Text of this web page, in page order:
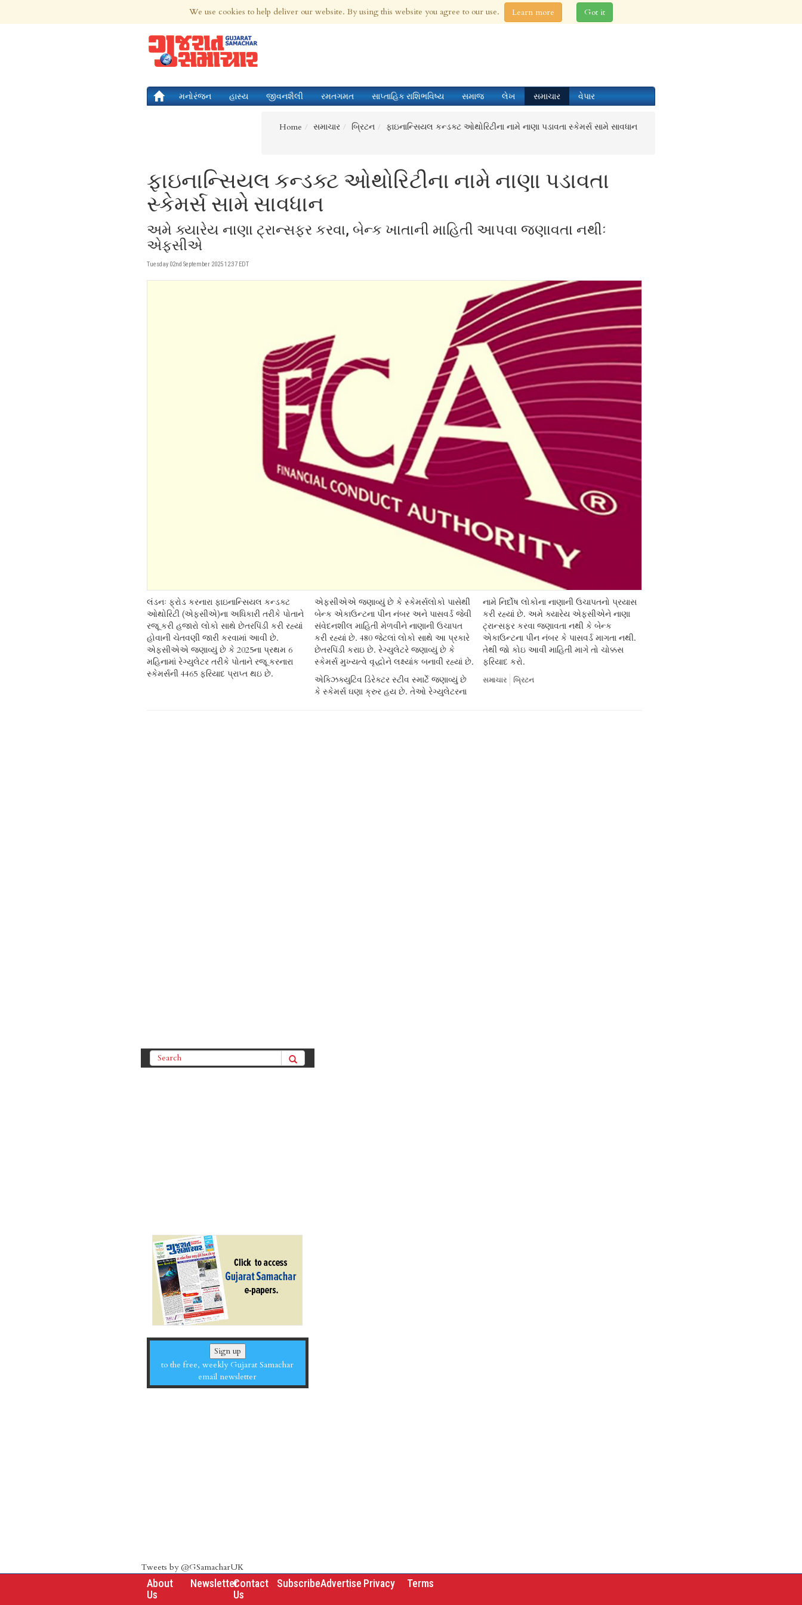
8th Aug 2026 | Updated at 09:34am 8th Aug 2026
મનોરંજન હાસ્ય જીવનશૈલી રમતગમત સાપ્તાહિક રાશિભવિષ્ય સમાજ લેખ સમાચાર વેપાર
Home સમાચાર બ્રિટન ફાઇનાન્સિયલ કન્ડક્ટ ઓથોરિટીના નામે નાણા પડાવતા સ્કેમર્સ સામે સાવધાન
ફાઇનાન્સિયલ કન્ડક્ટ ઓથોરિટીના નામે નાણા પડાવતા
સ્કેમર્સ સામે સાવધાન
અમે ક્યારેય નાણા ટ્રાન્સફર કરવા, બેન્ક ખાતાની માહિતી આપવા જણાવતા નથીઃ
એફસીએ
Tuesday 02nd September 2025 12:37 EDT
લંડનઃ ફ્રોડ કરનારા ફાઇનાન્સિયલ કન્ડક્ટ
ઓથોરિટી (એફસીએ)ના અધિકારી તરીકે પોતાને
રજૂ કરી હજારો લોકો સાથે છેતરપિંડી કરી રહ્યાં
હોવાની ચેતવણી જારી કરવામાં આવી છે.
એફસીએએ જણાવ્યું છે કે 2025ના પ્રથમ 6
મહિનામાં રેગ્યુલેટર તરીકે પોતાને રજૂ કરનારા
સ્કેમર્સની 4465 ફરિયાદ પ્રાપ્ત થઇ છે.
એફસીએએ જણાવ્યું છે કે સ્કેમર્સલોકો પાસેથી
બેન્ક એકાઉન્ટના પીન નંબર અને પાસવર્ડ જેવી
સંવેદનશીલ માહિતી મેળવીને નાણાની ઉચાપત
કરી રહ્યાં છે. 480 જેટલાં લોકો સાથે આ પ્રકારે
છેતરપિંડી કરાઇ છે. રેગ્યુલેટરે જણાવ્યું છે કે
સ્કેમર્સ મુખ્યત્વે વૃદ્ધોને લક્ષ્યાંક બનાવી રહ્યાં છે.
એક્ઝિક્યુટિવ ડિરેક્ટર સ્ટીવ સ્માર્ટે જણાવ્યું છે
કે સ્કેમર્સ ઘણા ક્રુર હય છે. તેઓ રેગ્યુલેટરના
નામે નિર્દોષ લોકોના નાણાની ઉચાપતનો પ્રયાસ
કરી રહ્યાં છે. અમે ક્યારેય એફસીએને નાણા
ટ્રાન્સફર કરવા જણાવતા નથી કે બેન્ક
એકાઉન્ટના પીન નંબર કે પાસવર્ડ માગતા નથી.
તેથી જો કોઇ આવી માહિતી માગે તો ચોક્કસ
ફરિયાદ કરો.
સમાચાર બ્રિટન
Sign up
to the free, weekly Gujarat Samachar
email newsletter
Tweets by @GSamacharUK
About
Us
NewsletterContact
Us
SubscribeAdvertise Privacy Terms
We use cookies to help deliver our website. By using this website you agree to our use. Learn more Got it